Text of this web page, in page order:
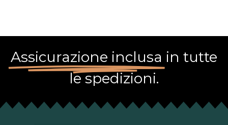
Assicurazione inclusa in tutte
le spedizioni.